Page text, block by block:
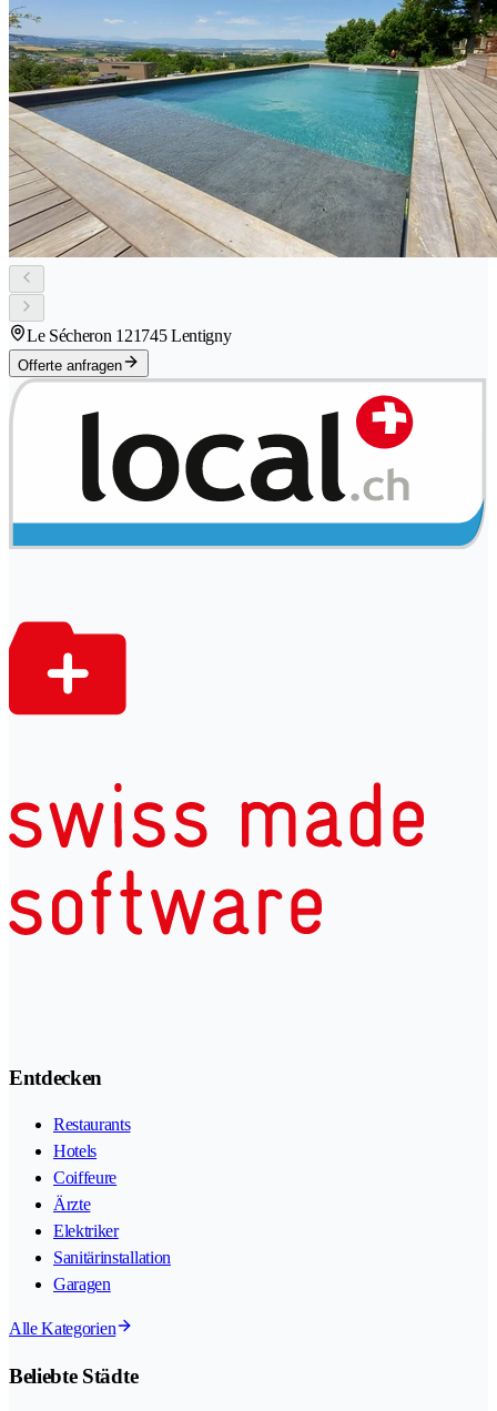
Le Sécheron 121745 Lentigny
Offerte anfragen
Entdecken
Restaurants
Hotels
Coiffeure
Ärzte
Elektriker
Sanitärinstallation
Garagen
Alle Kategorien
Beliebte Städte